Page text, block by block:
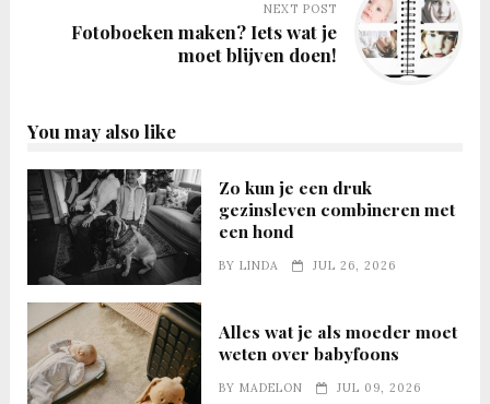
NEXT POST
Fotoboeken maken? Iets wat je
moet blijven doen!
You may also like
Zo kun je een druk
gezinsleven combineren met
een hond
BYLINDA JUL 26, 2026
Alles wat je als moeder moet
weten over babyfoons
BYMADELON JUL 09, 2026